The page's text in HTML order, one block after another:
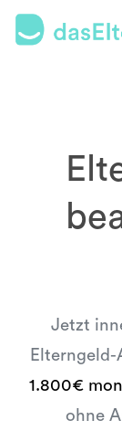
Jetzt
1.800€
ohne